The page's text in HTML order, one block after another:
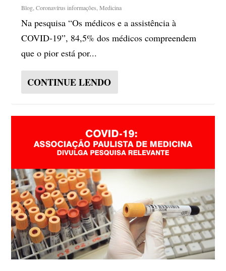
Blog ,Coronavírus informações ,Medicina
Na pesquisa “Os médicos e a assistência à
COVID-19”, 84,5% dos médicos compreendem
que o pior está por...
CONTINUE LENDO